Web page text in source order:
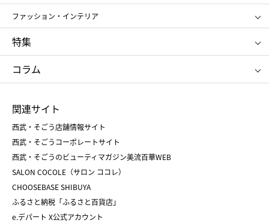
お中元
お歳暮
ポール&ジョー ボーテ
ジルスチュアート
NARS
RMK
クリニーク
SK-Ⅱ
アンリ・シャルパンティエ
ゴディバ
新宿高野
たねや
ねんりん家
ファッション・インテリア
ポロ ラルフ ローレン
タケオ キクチ
ママ＆キッズ
シュタイフ
特集
お中元
ひな人形
五月人形
父の日
クリスマスケーキ
ホワイトデー
コラム
菓子折り
和菓子
人気のギフト
バレンタイン
ホワイトデー
おせち
フード
関連サイト
西武・そごう店舗情報サイト
西武・そごうコーポレートサイト
西武・そごうのビューティマガジン美流百華WEB
SALON COCOLE（サロン ココレ）
CHOOSEBASE SHIBUYA
ふるさと納税「ふるさと百貨店」
e.デパート X公式アカウント